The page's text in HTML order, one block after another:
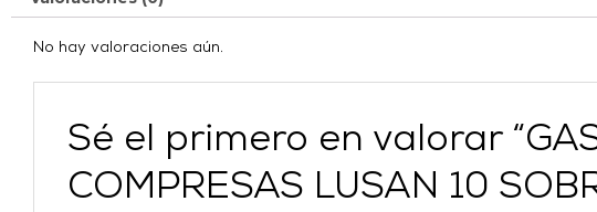
No hay valoraciones aún.
Sé el primero en valorar
COMPRESAS LUSAN 10